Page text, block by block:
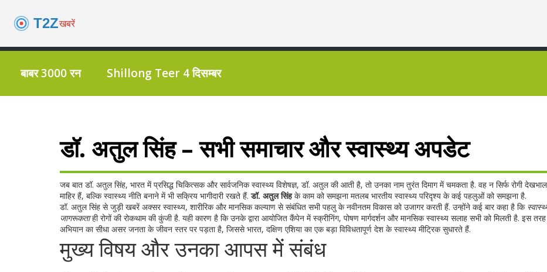
बाबर 3000 रन Shillong Teer 4 दिसम्बर
डॉ. अतुल सिंह – सभी समाचार और स्वास्थ्य अपडेट
जब बात डॉ. अतुल सिंह, भारत में प्रसिद्ध चिकित्सक और सार्वजनिक स्वास्थ्य विशेषज्ञ, डॉ. अतुलकी आती है, तो उनका नाम तुरंत दिमाग में चमकता है. वह न सिर्फ रोगी
माहिर हैं, बल्कि स्वास्थ्य नीति बनाने में भी सक्रिय भागीदारी रखते हैं.डॉ. अतुल सिंहके काम को समझना मतलब भारतीय स्वास्थ्य परिदृश्य के कई पहलुओं को समझना है.
डॉ. अतुल सिंह से जुड़ी खबरें अक्सरस्वास्थ्य, शारीरिक और मानसिक कल्याण से संबंधित सभी पहलुके नवीनतम विकास को उजागर करती हैं. उन्होंने कई बार कहा है कि
जागरूकताही रोगों की रोकथाम की कुंजी है. यही कारण है कि उनके द्वारा आयोजित कैंपेन में स्क्रीनिंग, पोषण मार्गदर्शन और मानसिक स्वास्थ्य सलाह सभी को मिलती है. इस
अभियान का सीधा असर जनता के जीवन स्तर पर पड़ता है, जिससेभारत, दक्षिण एशिया का एक बड़ा विविधतापूर्ण देश के स्वास्थ्य मीट्रिक सुधारते हैं.
मुख्य विषय और उनका आपस में संबंध